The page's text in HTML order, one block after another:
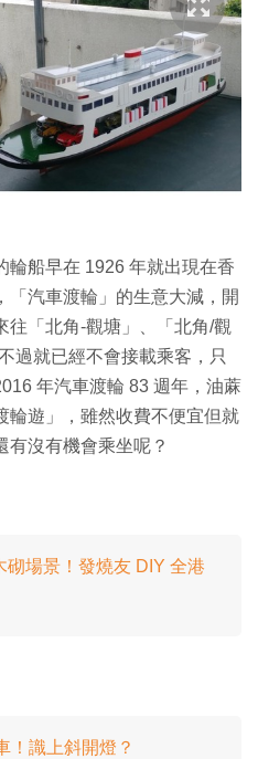
輪船早在 1926 年就出現在香
「汽車渡輪」的生意大減，開
往「北角-觀塘」、「北角/觀
過就已經不會接載乘客，只
年汽車渡輪 83 週年，油蔴
輪遊」，雖然收費不便宜但就
有沒有機會乘坐呢？
砌場景！發燒友 DIY 全港
！識上斜開燈？